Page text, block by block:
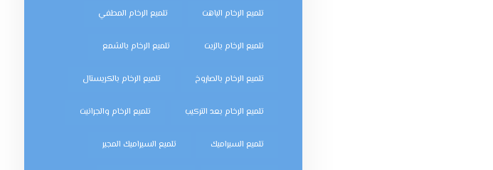
تلميع الرخام الباهت تلميع الرخام المطفي
تلميع الرخام بالزيت تلميع الرخام بالشمع
تلميع الرخام بالصاروخ تلميع الرخام بالكريستال
تلميع الرخام بعد التركيب تلميع الرخام والجرانيت
تلميع السيراميك تلميع السيراميك المجير